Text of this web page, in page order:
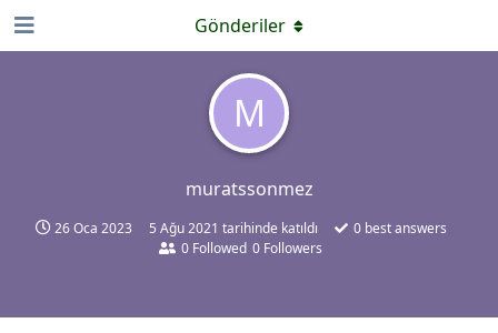
M
muratssonmez
26 Oca 2023 5 Ağu 2021 tarihinde katıldı 0best answers
0 Followed 0 Followers
Gönderiler